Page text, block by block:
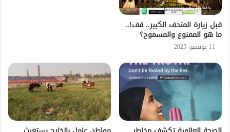
قبل زيارة المتحف الكبير.. قف!..
ما هو الممنوع والمسموح؟
11 نوفمبر، 2025